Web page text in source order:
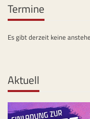
Termine
Es gibt derzeit keine
Aktuell